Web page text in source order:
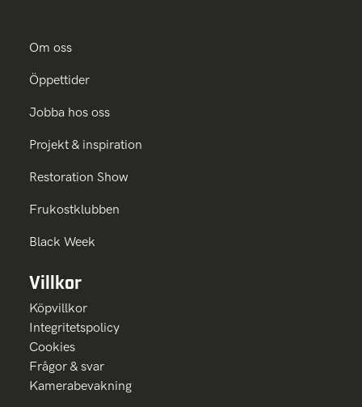
Om oss
Öppettider
Jobba hos oss
Projekt & inspiration
Restoration Show
Frukostklubben
Black Week
Villkor
Köpvillkor
Integritetspolicy
Cookies
Frågor & svar
Kamerabevakning